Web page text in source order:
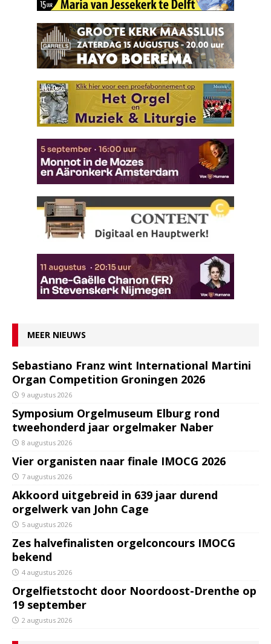
MEER NIEUWS
Sebastiano Franz wint International Martini
Organ Competition Groningen 2026
9 augustus 2026
Symposium Orgelmuseum Elburg rond
tweehonderd jaar orgelmaker Naber
8 augustus 2026
Vier organisten naar finale IMOCG 2026
7 augustus 2026
Akkoord uitgebreid in 639 jaar durend
orgelwerk van John Cage
5 augustus 2026
Zes halvefinalisten orgelconcours IMOCG
bekend
4 augustus 2026
Orgelfietstocht door Noordoost-Drenthe op
19 september
2 augustus 2026